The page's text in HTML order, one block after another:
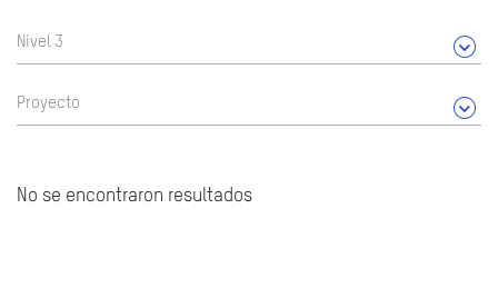
Nivel 3
Proyecto
No se encontraron resultados